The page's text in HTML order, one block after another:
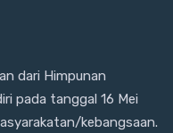
dari Himpunan
pada tanggal 16 Mei
kebangsaan.